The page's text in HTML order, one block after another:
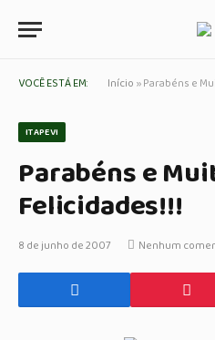
VOCÊ ESTÁ EM: Início »Parabéns e
ITAPEVI
Parabéns e
Felicidades!!!
8 de junho de 2007 Nenhum